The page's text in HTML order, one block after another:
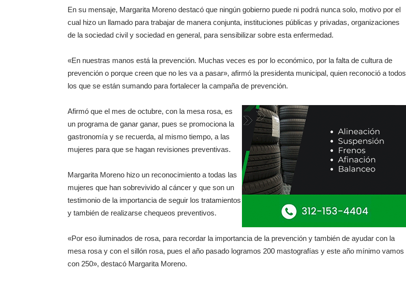
En su mensaje, Margarita Moreno destacó que ningún gobierno puede ni podrá nunca solo, motivo por el
cual hizo un llamado para trabajar de manera conjunta, instituciones públicas y privadas, organizaciones
de la sociedad civil y sociedad en general, para sensibilizar sobre esta enfermedad.
«En nuestras manos está la prevención. Muchas veces es por lo económico, por la falta de cultura de
prevención o porque creen que no les va a pasar», afirmó la presidenta municipal, quien reconoció a todos
los que se están sumando para fortalecer la campaña de prevención.
Afirmó que el mes de octubre, con la mesa rosa, es
un programa de ganar ganar, pues se promociona la
gastronomía y se recuerda, al mismo tiempo, a las
mujeres para que se hagan revisiones preventivas.
Margarita Moreno hizo un reconocimiento a todas las
mujeres que han sobrevivido al cáncer y que son un
testimonio de la importancia de seguir los tratamientos
y también de realizarse chequeos preventivos.
«Por eso iluminados de rosa, para recordar la importancia de la prevención y también de ayudar con la
mesa rosa y con el sillón rosa, pues el año pasado logramos 200 mastografías y este año mínimo vamos
con 250», destacó Margarita Moreno.